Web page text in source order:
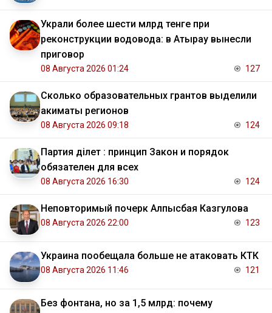
Украли более шести млрд тенге при
реконструкции водовода: в Атырау вынесли
приговор
08 Августа 2026 01:24 127
Сколько образовательных грантов выделили
акиматы регионов
08 Августа 2026 09:18 124
Партия Әділет : принцип Закон и порядок
обязателен для всех
08 Августа 2026 16:30 124
Неповторимый почерк Алпысбая Казгулова
08 Августа 2026 22:00 123
Украина пообещала больше не атаковать КТК
08 Августа 2026 11:46 121
Без фонтана, но за 1,5 млрд: почему